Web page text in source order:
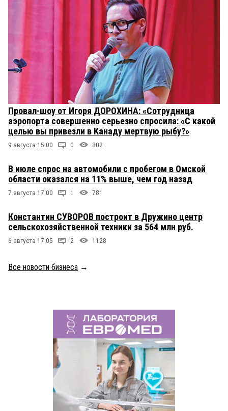
Провал-шоу от Игоря ДОРОХИНА: «Сотрудница
аэропорта совершенно серьезно спросила: «С какой
целью вы привезли в Канаду мертвую рыбу?»
9 августа 15:00 0 302
В июле спрос на автомобили с пробегом в Омской
области оказался на 11% выше, чем год назад
7 августа 17:00 1 781
Константин СУВОРОВ построит в Дружино центр
сельскохозяйственной техники за 564 млн руб.
6 августа 17:05 2 1128
Все новости бизнеса →